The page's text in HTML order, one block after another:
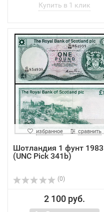
избранное сравнить
Шотландия 1 фунт 1983
(UNC Pick 341b)
(0)
2 100 руб.